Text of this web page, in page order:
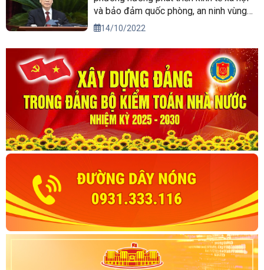
và bảo đảm quốc phòng, an ninh vùng
Tây Nguyên đến năm 2030, tầm nhìn
14/10/2022